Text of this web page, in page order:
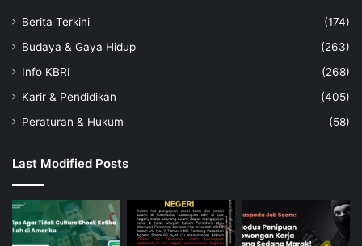
Berita Terkini
(174)
Budaya & Gaya Hidup
(263)
Info KBRI
(268)
Karir & Pendidikan
(405)
Peraturan & Hukum
(58)
Last Modified Posts